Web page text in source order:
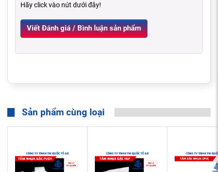
Hãy click vào nút dưới đây!
Viết Đánh giá / Bình luận sản phẩm
Sản phẩm cùng loại